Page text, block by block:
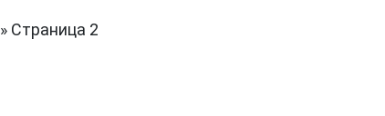
» Страница 2